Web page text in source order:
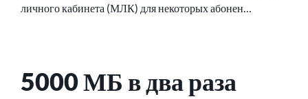
личного кабинета (МЛК) для некоторых абонен…
5000 МБ в два раза